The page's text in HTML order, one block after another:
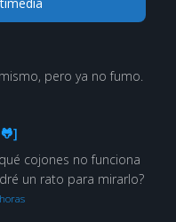
pero ya no fumo.
cojones no funciona
un rato para mirarlo?